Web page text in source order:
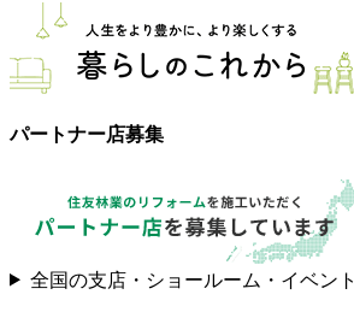
パートナー店募集
全国の支店・ショールーム・イベント